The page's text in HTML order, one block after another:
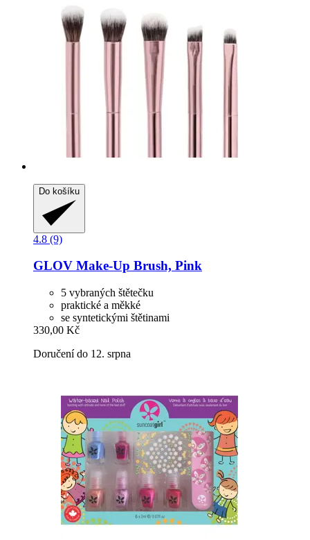
Do košíku
4.8 (9)
GLOV Make-​Up Brush, Pink
5 vybraných štětečku
praktické a měkké
se syntetickými štětinami
330,00 Kč
Doručení do 12. srpna